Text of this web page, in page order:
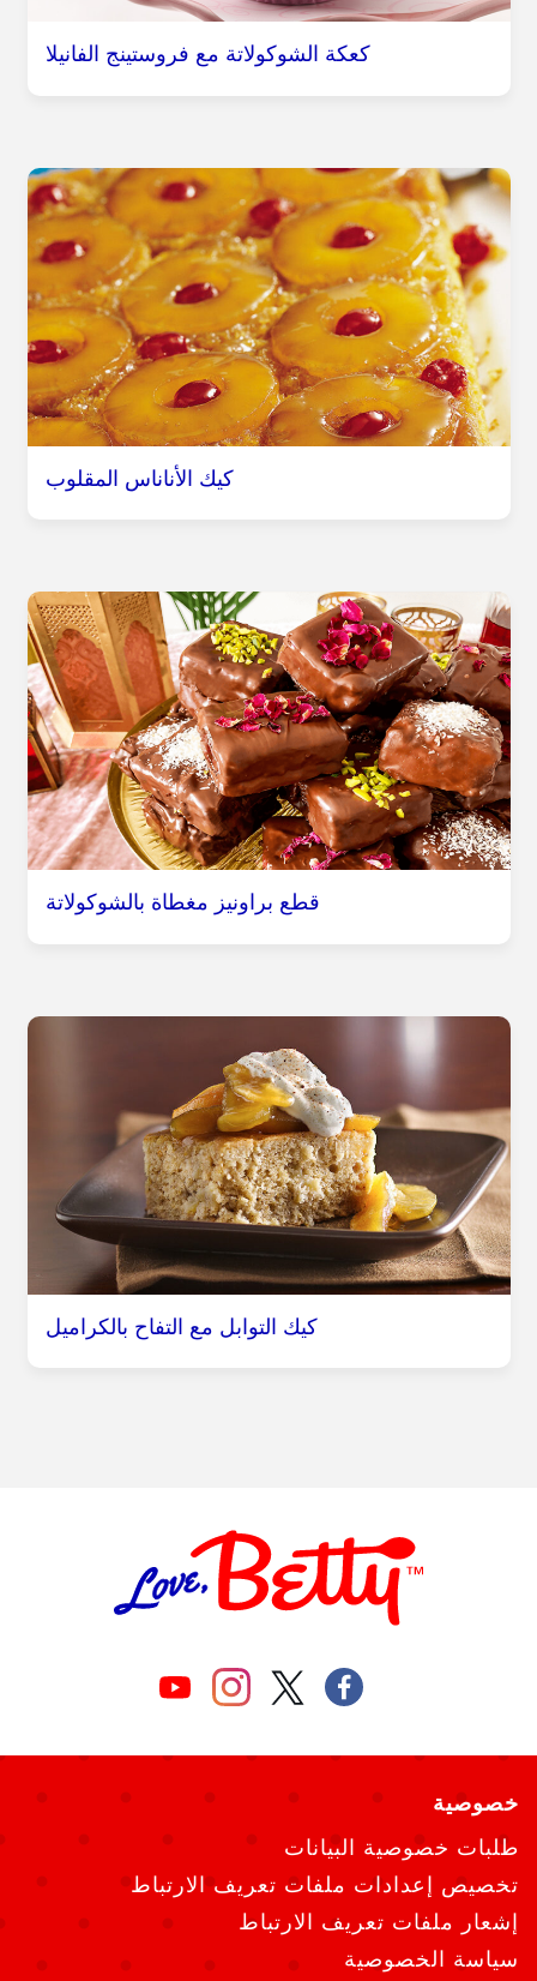
كعكة الشوكولاتة مع فروستينج الفانيلا
كيك الأناناس المقلوب
قطع براونيز مغطاة بالشوكولاتة
كيك التوابل مع التفاح بالكراميل
خصوصية
طلبات خصوصية البيانات
تخصيص إعدادات ملفات تعريف الارتباط
إشعار ملفات تعريف الارتباط
سياسة الخصوصية